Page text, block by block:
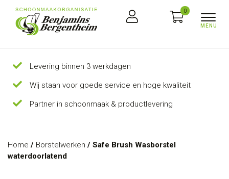
0
Levering binnen 3 werkdagen
Wij staan voor goede service en hoge kwaliteit
Partner in schoonmaak & productlevering
Home / Borstelwerken / Safe Brush Wasborstel
waterdoorlatend